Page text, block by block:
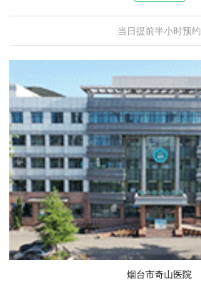
当日提前半小时预约
烟台市奇山医院